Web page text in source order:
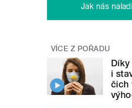
Jak nás
VÍCE Z POŘADU
i
čich